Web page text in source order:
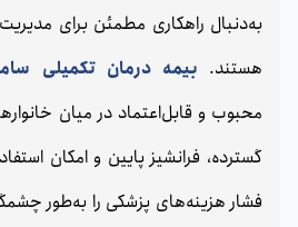
به‌دنبال راهکاری مطمئن برای
هستند. بیمه درمان تکمیلی
محبوب و قابل‌اعتماد در میان
گسترده، فرانشیز پایین و امکان
فشار هزینه‌های پزشکی را به‌طور